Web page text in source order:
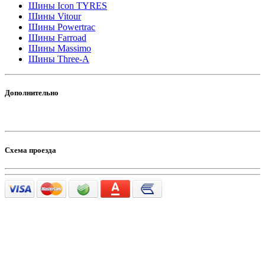
Шины Icon TYRES
Шины Vitour
Шины Powertrac
Шины Farroad
Шины Massimo
Шины Three-A
Дополнительно
Схема проезда